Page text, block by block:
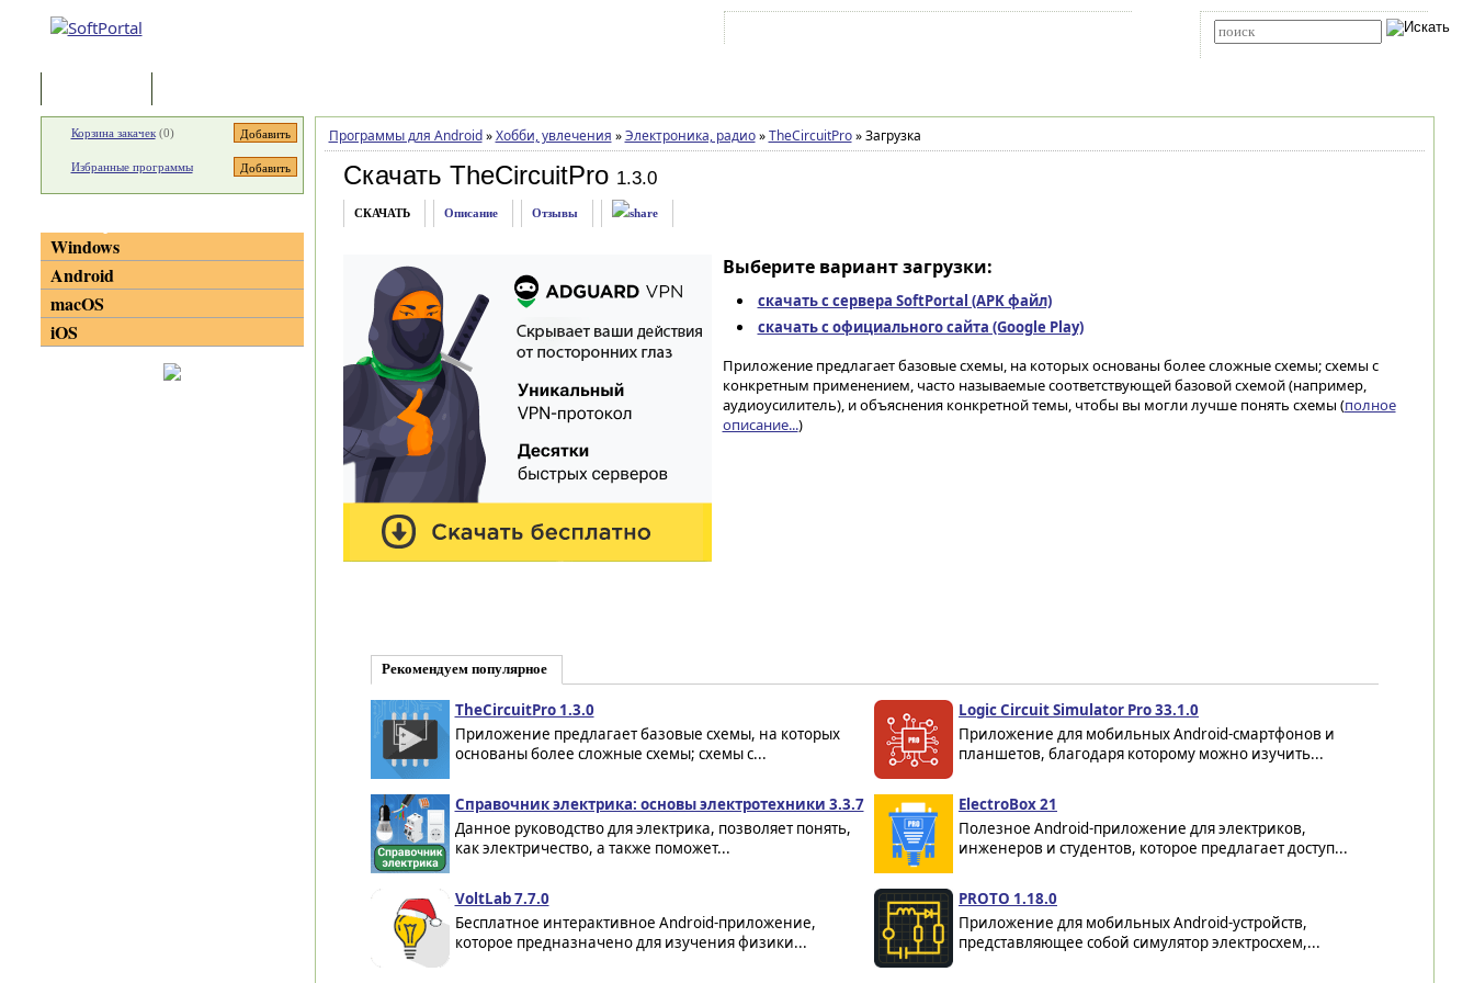
Программы для Android » Хобби, увлечения » Электроника, радио » TheCircuitPro »Загрузка
Скачать TheCircuitPro 1.3.0
СКАЧАТЬ Описание Отзывы
Выберите вариант загрузки:
скачать с сервера SoftPortal (APK файл)
скачать с официального сайта (Google Play)
Приложение предлагает базовые схемы, на которых основаны более сложные схемы; схемы с
конкретным применением, часто называемые соответствующей базовой схемой (например,
аудиоусилитель), и объяснения конкретной темы, чтобы вы могли лучше понять схемы (полное
описание...)
Рекомендуем популярное
TheCircuitPro 1.3.0
Приложение предлагает базовые схемы, на которых
основаны более сложные схемы; схемы с...
Logic Circuit Simulator Pro 33.1.0
Приложение для мобильных Android-смартфонов и
планшетов, благодаря которому можно изучить...
Справочник электрика: основы электротехники 3.3.7
Данное руководство для электрика, позволяет понять,
как электричество, а также поможет...
ElectroBox 21
Полезное Android-приложение для электриков,
инженеров и студентов, которое предлагает доступ...
VoltLab 7.7.0
Бесплатное интерактивное Android-приложение,
которое предназначено для изучения физики...
PROTO 1.18.0
Приложение для мобильных Android-устройств,
представляющее собой симулятор электросхем,...
Корзина закачек(0)
Избранные программы
Windows
Android
macOS
iOS